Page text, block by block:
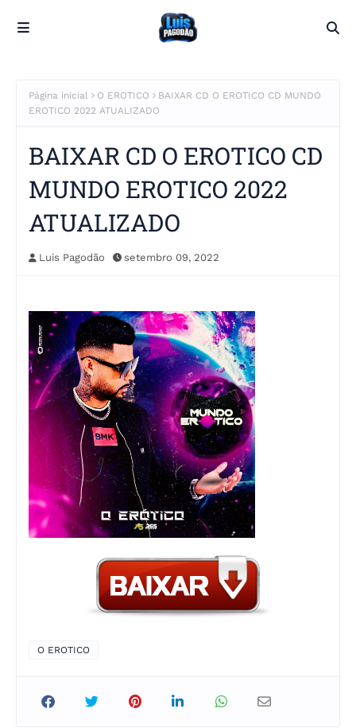
Página inicial O EROTICO
BAIXAR CD O EROTICO CD MUNDO
EROTICO 2022 ATUALIZADO
BAIXAR CD O EROTICO CD
MUNDO EROTICO 2022
ATUALIZADO
Luis Pagodão setembro 09, 2022
O EROTICO